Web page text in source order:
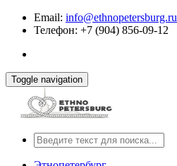
Email: info@ethnopetersburg.ru
Телефон: +7 (904) 856-09-12
Toggle navigation